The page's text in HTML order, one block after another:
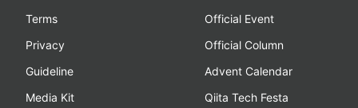
Terms
Privacy
Guideline
Media Kit
Official Event
Official Column
Advent Calendar
Qiita Tech Festa